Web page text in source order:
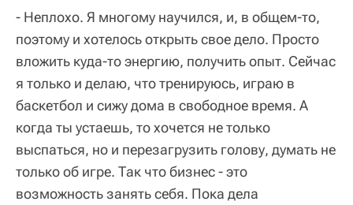
- Неплохо. Я многому научился, и, в общем-то,
поэтому и хотелось открыть свое дело. Просто
вложить куда-то энергию, получить опыт. Сейчас
я только и делаю, что тренируюсь, играю в
баскетбол и сижу дома в свободное время. А
когда ты устаешь, то хочется не только
выспаться, но и перезагрузить голову, думать не
только об игре. Так что бизнес - это
возможность занять себя. Пока дела